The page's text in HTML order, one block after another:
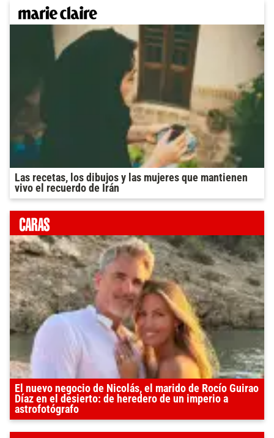
Las recetas, los dibujos y las mujeres que mantienen
vivo el recuerdo de Irán
El nuevo negocio de Nicolás, el marido de Rocío Guirao
Díaz en el desierto: de heredero de un imperio a
astrofotógrafo